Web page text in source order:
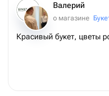
Валерий
о магазине
Красивый букет, цветы